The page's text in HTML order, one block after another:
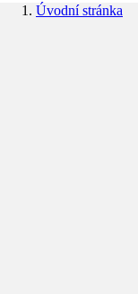
Úvodní stránka